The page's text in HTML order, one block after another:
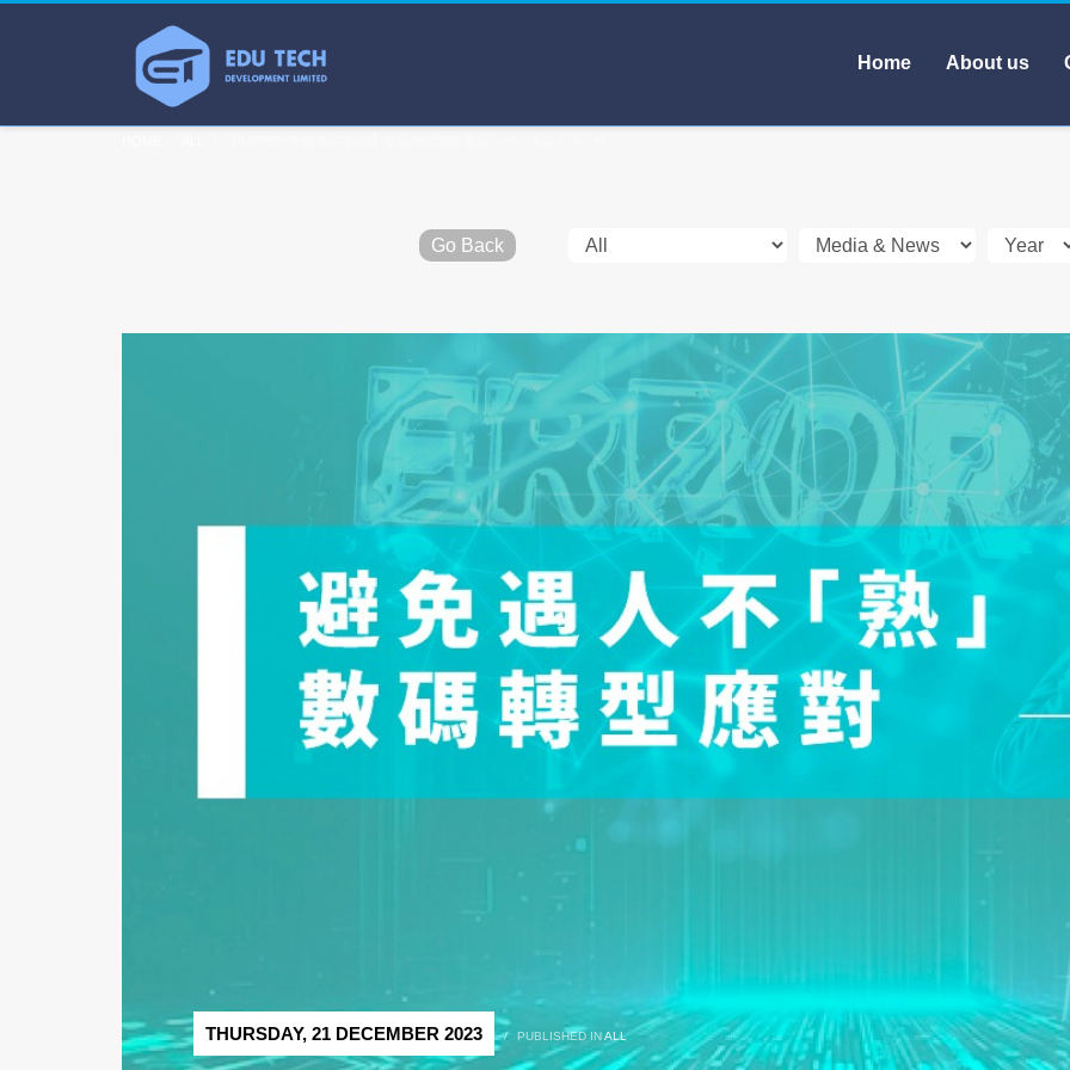
Home About us
Go Back
THURSDAY, 21 DECEMBER 2023 / PUBLISHED INALL